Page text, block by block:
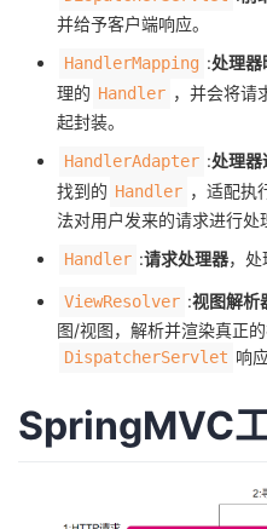
我
博
的
坛
我
圈
的
我
并给予客户端响应。
HandlerMapping :处理器
理的 Handler ，并会将请
起封装。
HandlerAdapter :处理器
找到的 Handler ，适配执
法对用户发来的请求进行处
Handler :请求处理器，处
ViewResolver :视图解析
图/视图，解析并渲染真正
DispatcherServlet 响
SpringMVC